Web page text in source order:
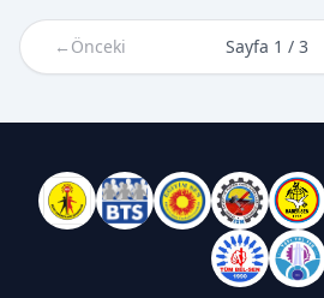
← Önceki Sayfa 1 / 3